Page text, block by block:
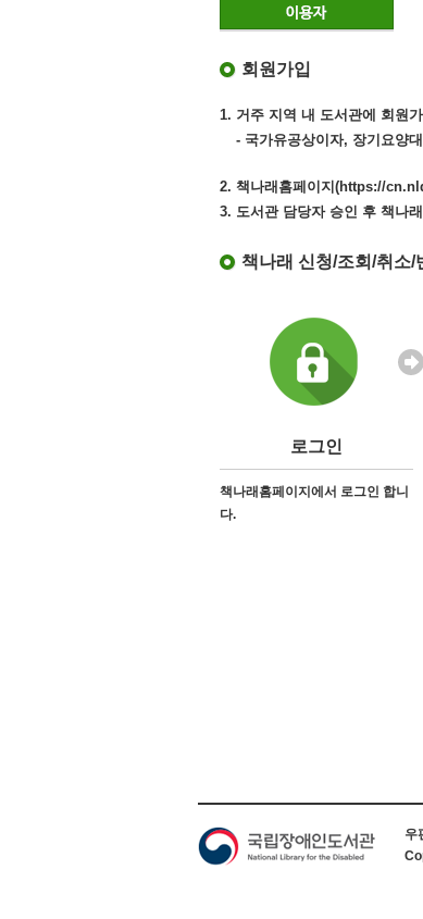
회원가입
1. 거주 지역 내 도서관에 회원
- 국가유공상이자, 장기요양
2. 책나래홈페이지(https://
3. 도서관 담당자 승인 후 책나
책나래 신청/조회/취소/
로그인
책나래홈페이지에서 로그인 합니
다.
우